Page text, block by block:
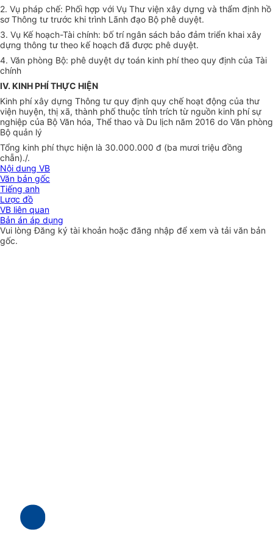
2. Vụ pháp chế: Phối hợp với Vụ Thư viện xây dựng và thẩm định hồ
sơ Thông tư trước khi trình Lãnh đạo Bộ phê duyệt.
3. Vụ Kế hoạch-Tài chính: bố trí ngân sách bảo đảm triển khai xây
dựng thông tư theo kế hoạch đã được phê duyệt.
4. Văn phòng Bộ: phê duyệt dự toán kinh phí theo quy định của Tài
chính
IV. KINH PHÍ THỰC HIỆN
Kinh phí xây dựng Thông tư quy định quy chế hoạt động của thư
viện huyện, thị xã, thành phố thuộc tỉnh trích từ nguồn kinh phí sự
nghiệp của Bộ Văn hóa, Thể thao và Du lịch năm 2016 do Văn phòng
Bộ quản lý
Tổng kinh phí thực hiện là 30.000.000 đ (ba mươi triệu đồng
chẵn)./.
Nội dung VB
Văn bản gốc
Tiếng anh
Lược đồ
VB liên quan
Bản án áp dụng
Vui lòngĐăng ký tài khoản hoặc đăng nhập để xem và tải văn bản
gốc.